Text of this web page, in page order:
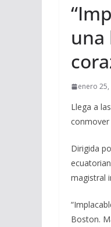
una
enero 25,
Llega a
conmover
Dirigida
magistral
Boston.